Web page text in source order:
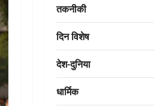
तकनीकी
दिन विशेष
देश-दुनिया
धार्मिक